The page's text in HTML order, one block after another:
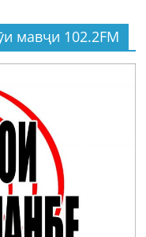
мавҷи 102.2FM